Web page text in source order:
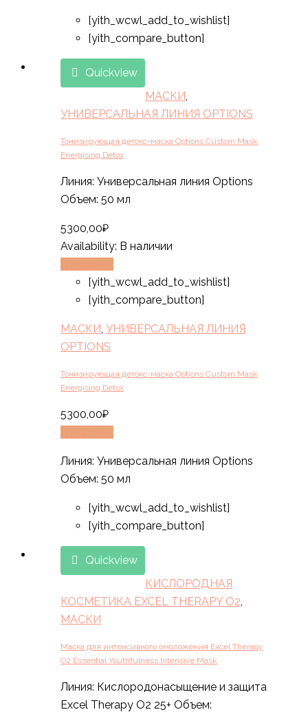
[yith_wcwl_add_to_wishlist]
[yith_compare_button]
Quickview
МАСКИ,
УНИВЕРСАЛЬНАЯ ЛИНИЯ OPTIONS
Тонизирующая детокс-маска Options Custom Mask
Energising Detox
Линия: Универсальная линия Options
Объем: 50 мл
5300,00₽
Availability: В наличии
[yith_wcwl_add_to_wishlist]
[yith_compare_button]
МАСКИ, УНИВЕРСАЛЬНАЯ ЛИНИЯ
OPTIONS
Тонизирующая детокс-маска Options Custom Mask
Energising Detox
5300,00₽
Линия: Универсальная линия Options
Объем: 50 мл
[yith_wcwl_add_to_wishlist]
[yith_compare_button]
Quickview
КИСЛОРОДНАЯ
КОСМЕТИКА EXCEL THERAPY O2,
МАСКИ
Маска для интенсивного омоложения Excel Therapy
O2 Essential Youthfulness Intensive Mask
Линия: Кислородонасыщение и защита
Excel Therapy O2 25+ Объем: